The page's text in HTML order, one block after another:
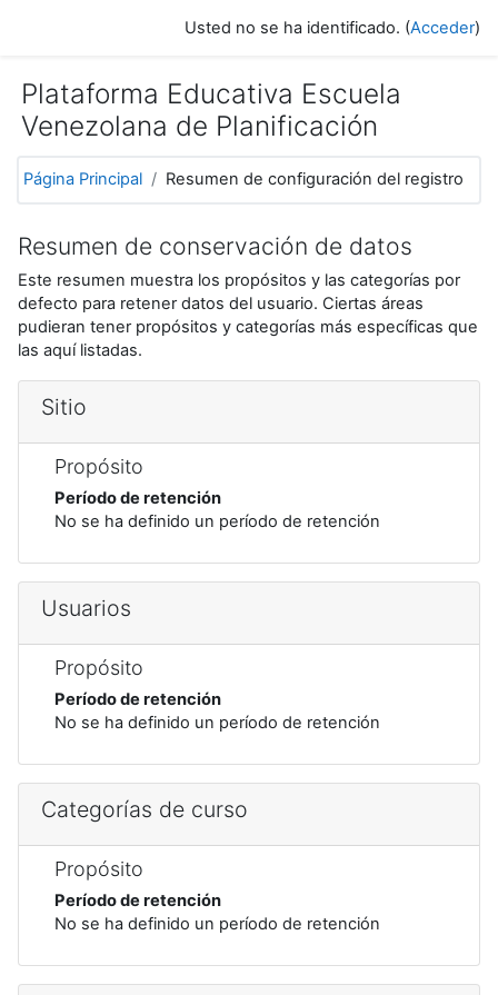
Usted no se ha identificado. (Acceder)
Plataforma Educativa Escuela
Venezolana de Planificación
Página Principal Resumen de configuración del registro
Resumen de conservación de datos
Este resumen muestra los propósitos y las categorías por
defecto para retener datos del usuario. Ciertas áreas
pudieran tener propósitos y categorías más específicas que
las aquí listadas.
Sitio
Propósito
Período de retención
No se ha definido un período de retención
Usuarios
Propósito
Período de retención
No se ha definido un período de retención
Categorías de curso
Propósito
Período de retención
No se ha definido un período de retención